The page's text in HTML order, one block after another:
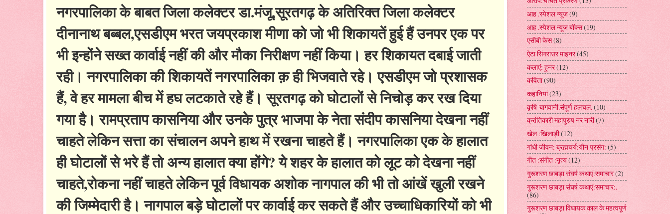
नगरपालिका के बाबत जिला कलेक्टर डा.मंजू,सूरतगढ़ के अतिरिक्त जिला कलेक्टर
दीनानाथ बब्बल,एसडीएम भरत जयप्रकाश मीणा को जो भी शिकायतें हुई हैं उनपर एक पर
भी इन्होंने सख्त कार्वाई नहीं की और मौका निरीक्षण नहीं किया। हर शिकायत दबाई जाती
रही। नगरपालिका की शिकायतें नगरपालिका क़ ही भिजवाते रहे। एसडीएम जो प्रशासक
हैं, वे हर मामला बीच में हघ लटकाते रहे हैं। सूरतगढ़ को घोटालों से निचोड़ कर रख दिया
गया है। रामप्रताप कासनिया और उनके पुत्र भाजपा के नेता संदीप कासनिया देखना नहीं
चाहते लेकिन सत्ता का संचालन अपने हाथ में रखना चाहते हैं। नगरपालिका एक के हालात
ही घोटालों से भरे हैं तो अन्य हालात क्या होंगे? ये शहर के हालात को लूट को देखना नहीं
चाहते,रोकना नहीं चाहते लेकिन पूर्व विधायक अशोक नागपाल की भी तो आंखें खुली रखने
की जिम्मेदारी है। नागपाल बड़े घोटालों पर कार्वाई कर सकते हैं और उच्चाधिकारियों को भी
आह .स्पेशल न्यूज(9)
आह .स्पेशल न्यूज बॉक्स(19)
एसीबी केस(8)
ऐटा सिंगरासर माइनर(45)
कलाएं: हुनर(12)
कविता(90)
कहानियां(23)
कृषि-बागवानी.संपूर्ण हलचल. (10)
क्रांतिकारी महापुरुष नर नारी(7)
खेल :खिलाड़ी(12)
गांधी जीवन: ब्रह्मचर्य:यौन प्रसंग: (5)
गीत :संगीत :नृत्य(12)
गुरूशरण छाबड़ा संघर्ष कथाएं:समाचार(2)
गुरूशरण छाबड़ा संघर्ष कथाएं:समाचार:.
(86)
गुरूशरण छाबड़ा विधायक काल के महत्वपूर्ण